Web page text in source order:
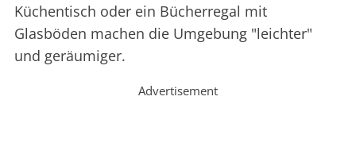
Küchentisch oder ein Bücherregal mit
Glasböden machen die Umgebung "leichter"
und geräumiger.
Advertisement